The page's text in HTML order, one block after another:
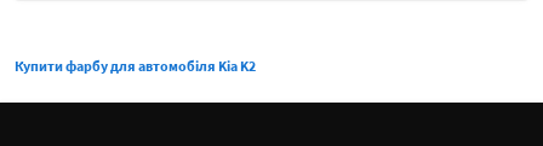
Купити фарбу для автомобіля Kia K2